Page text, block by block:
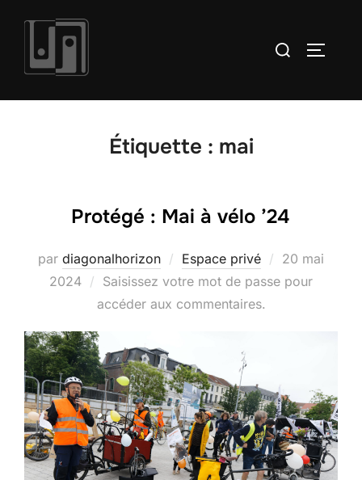
contenu
Rechercher :
Étiquette : mai
Protégé : Mai à vélo ’24
par diagonalhorizon Espace privé
Publié
le
20 mai
2024
Saisissez votre mot de passe pour
accéder aux commentaires.